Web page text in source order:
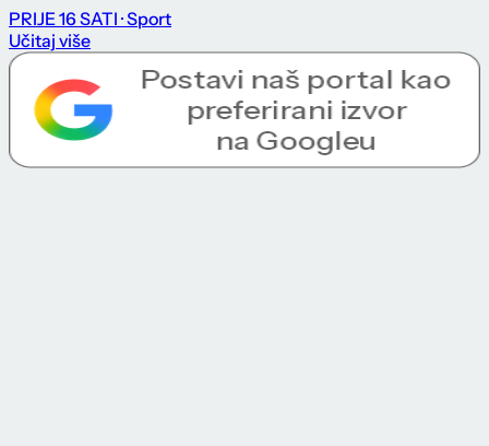
PRIJE 16 SATI · Sport
Učitaj više